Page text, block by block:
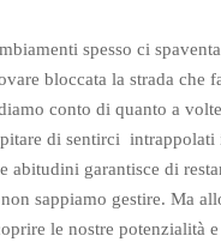
spesso ci
bloccata la strada che
conto di quanto a
di sentirci
abitudini garantisce di
sappiamo gestire. Ma
le nostre potenzialità